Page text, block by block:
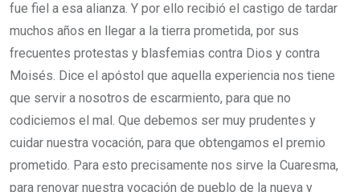
fue fiel a esa alianza. Y por ello recibió el castigo de tardar
muchos años en llegar a la tierra prometida, por sus
frecuentes protestas y blasfemias contra Dios y contra
Moisés. Dice el apóstol que aquella experiencia nos tiene
que servir a nosotros de escarmiento, para que no
codiciemos el mal. Que debemos ser muy prudentes y
cuidar nuestra vocación, para que obtengamos el premio
prometido. Para esto precisamente nos sirve la Cuaresma,
para renovar nuestra vocación de pueblo de la nueva y